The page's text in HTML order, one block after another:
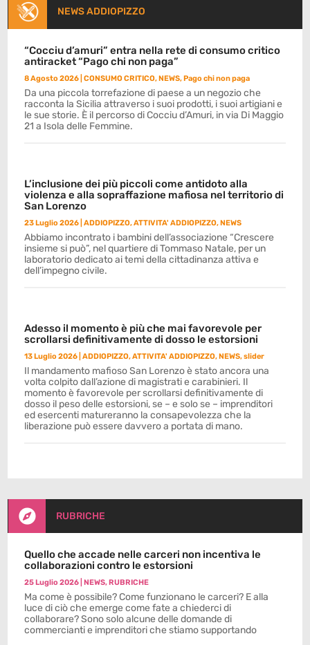
NEWS ADDIOPIZZO
“Cocciu d’amuri” entra nella rete di consumo critico
antiracket “Pago chi non paga”
8 Agosto 2026 |CONSUMO CRITICO,NEWS,Pago chi non paga
Da una piccola torrefazione di paese a un negozio che
racconta la Sicilia attraverso i suoi prodotti, i suoi artigiani e
le sue storie. È il percorso di Cocciu d’Amuri, in via Di Maggio
21 a Isola delle Femmine.
L’inclusione dei più piccoli come antidoto alla
violenza e alla sopraffazione mafiosa nel territorio di
San Lorenzo
23 Luglio 2026 |ADDIOPIZZO,ATTIVITA' ADDIOPIZZO,NEWS
Abbiamo incontrato i bambini dell’associazione “Crescere
insieme si può”, nel quartiere di Tommaso Natale, per un
laboratorio dedicato ai temi della cittadinanza attiva e
dell’impegno civile.
Adesso il momento è più che mai favorevole per
scrollarsi definitivamente di dosso le estorsioni
13 Luglio 2026 |ADDIOPIZZO,ATTIVITA' ADDIOPIZZO,NEWS,slider
Il mandamento mafioso San Lorenzo è stato ancora una
volta colpito dall’azione di magistrati e carabinieri. Il
momento è favorevole per scrollarsi definitivamente di
dosso il peso delle estorsioni, se – e solo se – imprenditori
ed esercenti matureranno la consapevolezza che la
liberazione può essere davvero a portata di mano.
 RUBRICHE
Quello che accade nelle carceri non incentiva le
collaborazioni contro le estorsioni
25 Luglio 2026 |NEWS,RUBRICHE
Ma come è possibile? Come funzionano le carceri? E alla
luce di ciò che emerge come fate a chiederci di
collaborare? Sono solo alcune delle domande di
commercianti e imprenditori che stiamo supportando